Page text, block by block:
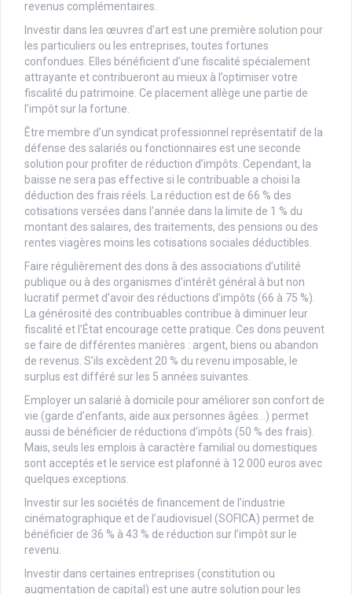
revenus complémentaires.
Investir dans les œuvres d’art est une première solution pour
les particuliers ou les entreprises, toutes fortunes
confondues. Elles bénéficient d’une fiscalité spécialement
attrayante et contribueront au mieux à l’optimiser votre
fiscalité du patrimoine. Ce placement allège une partie de
l’impôt sur la fortune.
Être membre d’un syndicat professionnel représentatif de la
défense des salariés ou fonctionnaires est une seconde
solution pour profiter de réduction d’impôts. Cependant, la
baisse ne sera pas effective si le contribuable a choisi la
déduction des frais réels. La réduction est de 66 % des
cotisations versées dans l’année dans la limite de 1 % du
montant des salaires, des traitements, des pensions ou des
rentes viagères moins les cotisations sociales déductibles.
Faire régulièrement des dons à des associations d’utilité
publique ou à des organismes d’intérêt général à but non
lucratif permet d’avoir des réductions d’impôts (66 à 75 %).
La générosité des contribuables contribue à diminuer leur
fiscalité et l’État encourage cette pratique. Ces dons peuvent
se faire de différentes manières : argent, biens ou abandon
de revenus. S’ils excèdent 20 % du revenu imposable, le
surplus est différé sur les 5 années suivantes.
Employer un salarié à domicile pour améliorer son confort de
vie (garde d’enfants, aide aux personnes âgées…) permet
aussi de bénéficier de réductions d’impôts (50 % des frais).
Mais, seuls les emplois à caractère familial ou domestiques
sont acceptés et le service est plafonné à 12 000 euros avec
quelques exceptions.
Investir sur les sociétés de financement de l’industrie
cinématographique et de l’audiovisuel (SOFICA) permet de
bénéficier de 36 % à 43 % de réduction sur l’impôt sur le
revenu.
Investir dans certaines entreprises (constitution ou
augmentation de capital) est une autre solution pour les